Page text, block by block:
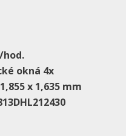
hod.
okná 4x
x 1,635 mm